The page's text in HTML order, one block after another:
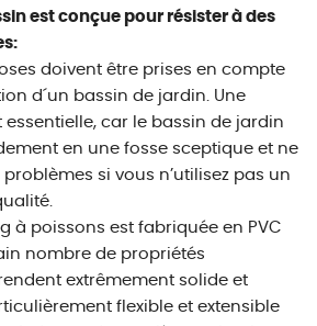
est conçue pour résister à des
doivent être prises en compte
d´un bassin de jardin. Une
car le bassin de jardin
en une fosse sceptique et ne
si vous n’utilisez pas un
à poissons est fabriquée en PVC
nombre de propriétés
extrêmement solide et
flexible et extensible